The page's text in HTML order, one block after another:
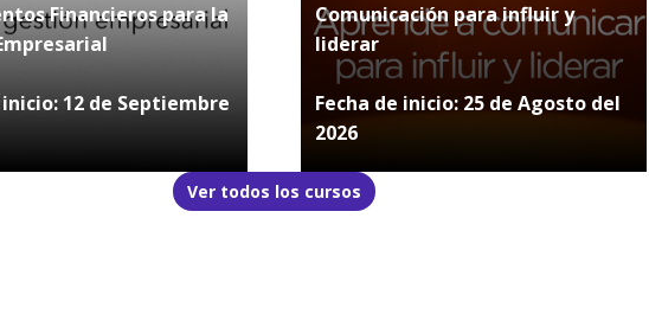
Financieros para la
inicio: 12 de Septiembre
Comunicación para influir y
liderar
Fecha de inicio: 25 de Agosto del
2026
Ver todos los cursos